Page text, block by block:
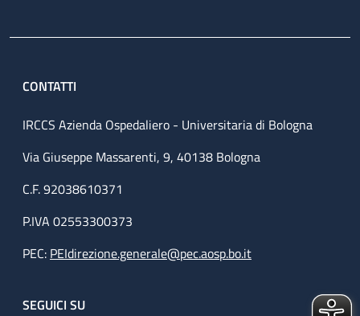
CONTATTI
IRCCS Azienda Ospedaliero - Universitaria di Bologna
Via Giuseppe Massarenti, 9, 40138 Bologna
C.F. 92038610371
P.IVA 02553300373
PEC: PEIdirezione.generale@pec.aosp.bo.it
SEGUICI SU